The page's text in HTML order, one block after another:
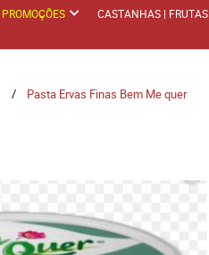
PROMOÇÕES CASTANHAS | FRUTAS
Pasta Ervas Finas Bem Me quer